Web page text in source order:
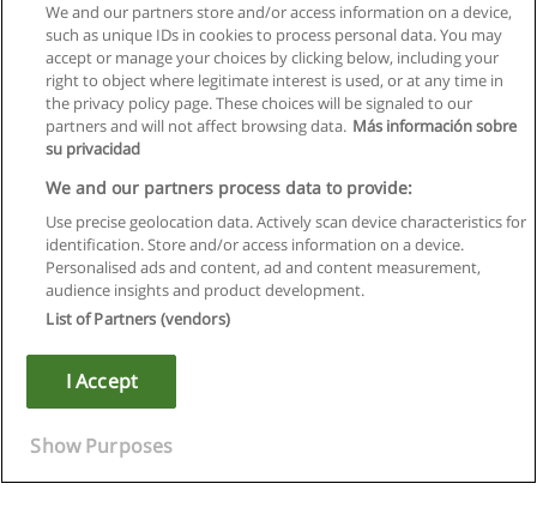
Regras de uso
Privacidade de dados
Copyright © Educaedu Business S.L. - CIF : B-95610580: -
We and our partners store and/or access information on a device,
such as unique IDs in cookies to process personal data. You may
accept or manage your choices by clicking below, including your
right to object where legitimate interest is used, or at any time in
the privacy policy page. These choices will be signaled to our
partners and will not affect browsing data. Más información sobre
su privacidad
We and our partners process data to provide:
Use precise geolocation data. Actively scan device characteristics for
identification. Store and/or access information on a device.
Personalised ads and content, ad and content measurement,
audience insights and product development.
List of Partners (vendors)
I Accept
Show Purposes